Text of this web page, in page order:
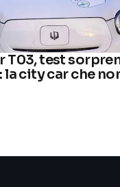
T03, test
la city car che